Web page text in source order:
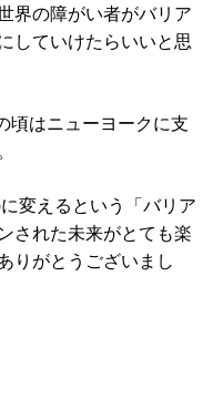
界の障がい者がバリア
していけたらいいと思
頃はニューヨークに支
変えるという「バリア
された未来がとても楽
りがとうございまし